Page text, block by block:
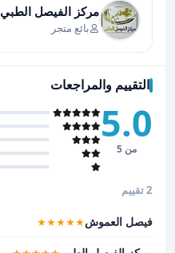
مركز الفيصل الطبي
بائع متجر
التقييم والمراجعات
5.0
من 5
2 تقييم
فيصل العموش★★★★★